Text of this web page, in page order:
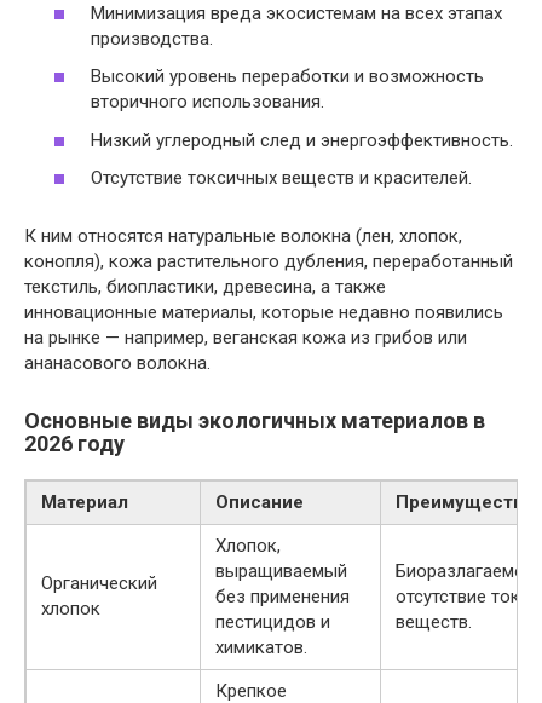
Минимизация вреда экосистемам на всех этапах
производства.
Высокий уровень переработки и возможность
вторичного использования.
Низкий углеродный след и энергоэффективность.
Отсутствие токсичных веществ и красителей.
К ним относятся натуральные волокна (лен, хлопок,
конопля), кожа растительного дубления, переработанный
текстиль, биопластики, древесина, а также
инновационные материалы, которые недавно появились
на рынке — например, веганская кожа из грибов или
ананасового волокна.
Основные виды экологичных материалов в
2026 году
Материал Описание Преимущества
Органический
хлопок
Хлопок,
выращиваемый
без применения
пестицидов и
химикатов.
отсутствие
веществ.
Крепкое